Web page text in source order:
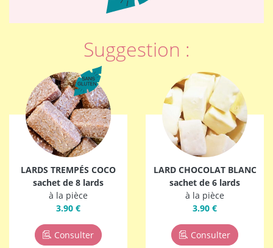
Suggestion :
LARDS TREMPÉS COCO
sachet de 8 lards
à la pièce
3.90 €
Consulter
LARD CHOCOLAT BLANC
sachet de 6 lards
à la pièce
3.90 €
Consulter